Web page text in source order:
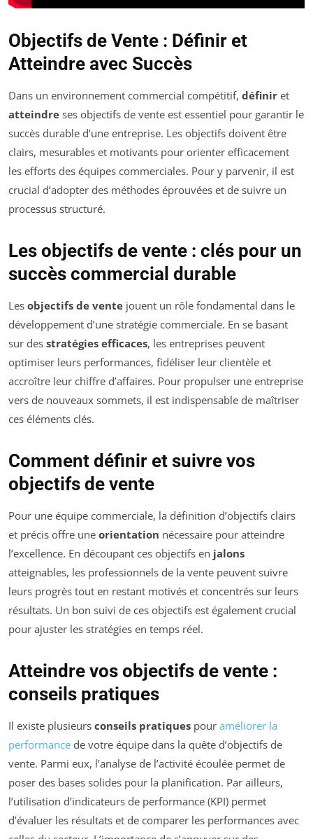
Objectifs de Vente : Définir et
Atteindre avec Succès
Dans un environnement commercial compétitif, définir et
atteindre ses objectifs de vente est essentiel pour garantir le
succès durable d’une entreprise. Les objectifs doivent être
clairs, mesurables et motivants pour orienter efficacement
les efforts des équipes commerciales. Pour y parvenir, il est
crucial d’adopter des méthodes éprouvées et de suivre un
processus structuré.
Les objectifs de vente : clés pour un
succès commercial durable
Les objectifs de vente jouent un rôle fondamental dans le
développement d’une stratégie commerciale. En se basant
sur des stratégies efficaces, les entreprises peuvent
optimiser leurs performances, fidéliser leur clientèle et
accroître leur chiffre d’affaires. Pour propulser une entreprise
vers de nouveaux sommets, il est indispensable de maîtriser
ces éléments clés.
Comment définir et suivre vos
objectifs de vente
Pour une équipe commerciale, la définition d’objectifs clairs
et précis offre une orientation nécessaire pour atteindre
l’excellence. En découpant ces objectifs en jalons
atteignables, les professionnels de la vente peuvent suivre
leurs progrès tout en restant motivés et concentrés sur leurs
résultats. Un bon suivi de ces objectifs est également crucial
pour ajuster les stratégies en temps réel.
Atteindre vos objectifs de vente :
conseils pratiques
Il existe plusieurs conseils pratiques pour améliorer la
performance de votre équipe dans la quête d’objectifs de
vente. Parmi eux, l’analyse de l’activité écoulée permet de
poser des bases solides pour la planification. Par ailleurs,
l’utilisation d’indicateurs de performance (KPI) permet
d’évaluer les résultats et de comparer les performances avec